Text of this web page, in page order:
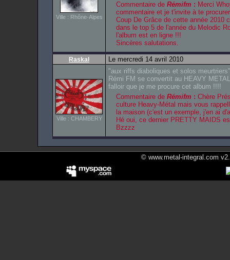
Ville : Rhône-Alpes
Commentaire de Rémifm : Merci
commentaire et je t'invite à te
Coup De Grâce de cette année 2010
dans le top 5 de l'année du Melodic
l'album est en ligne !!!
Sincères salutations.
Raskal Le mercredi 14 avril 2010
Ville : CHAMBERY
"aux riffs diaboliques et solos
Rémi FM se convertit au HEAVY
falloir que je me procure cet album !!!!
Commentaire de Rémifm : Chère
culture Heavy-Métal mais vous
la maison (c'est un exemple, j'en ai
Hé oui, ce dernier PRETTY MAIDS
Bzzzz
© www.metal-integral.com